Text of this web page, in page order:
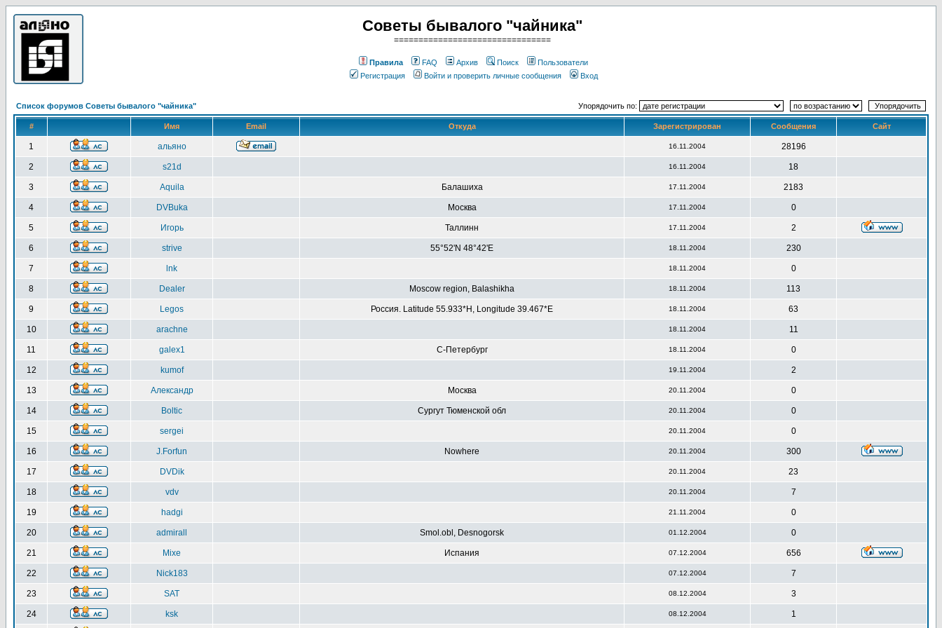
Советы бывалого "чайника"
================================
Правила FAQ Архив Поиск
Пользователи
Регистрация
Войти и проверить личные сообщения Вход
Список форумов Советы бывалого "чайника" Упорядочить по:
# Имя Email Откуда Зарегистрирован Сообщения Сайт
1 альяно 16.11.2004 28196
2 s21d 16.11.2004 18
3 Aquila Балашиха 17.11.2004 2183
4 DVBuka Москва 17.11.2004 0
5 Игорь Таллинн 17.11.2004 2
6 strive 55°52'N 48°42'E 18.11.2004 230
7 lnk 18.11.2004 0
8 Dealer Moscow region, Balashikha 18.11.2004 113
9 Legos Россия. Latitude 55.933*H, Longitude 39.467*E 18.11.2004 63
10 arachne 18.11.2004 11
11 galex1 С-Петербург 18.11.2004 0
12 kumof 19.11.2004 2
13 Александр Москва 20.11.2004 0
14 Boltic Сургут Тюменской обл 20.11.2004 0
15 sergei 20.11.2004 0
16 J.Forfun Nowhere 20.11.2004 300
17 DVDik 20.11.2004 23
18 vdv 20.11.2004 7
19 hadgi 21.11.2004 0
20 admirall Smol.obl, Desnogorsk 01.12.2004 0
21 Mixe Испания 07.12.2004 656
22 Nick183 07.12.2004 7
23 SAT 08.12.2004 3
24 ksk 08.12.2004 1